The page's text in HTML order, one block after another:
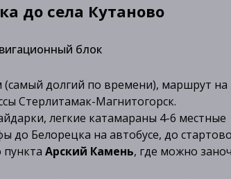
до села Кутаново
блок
(самый долгий по времени), маршрут на
Стерлитамак-Магнитогорск.
легкие катамараны 4-6 местные
до Белорецка на автобусе, до
пункта Арский Камень, где можно